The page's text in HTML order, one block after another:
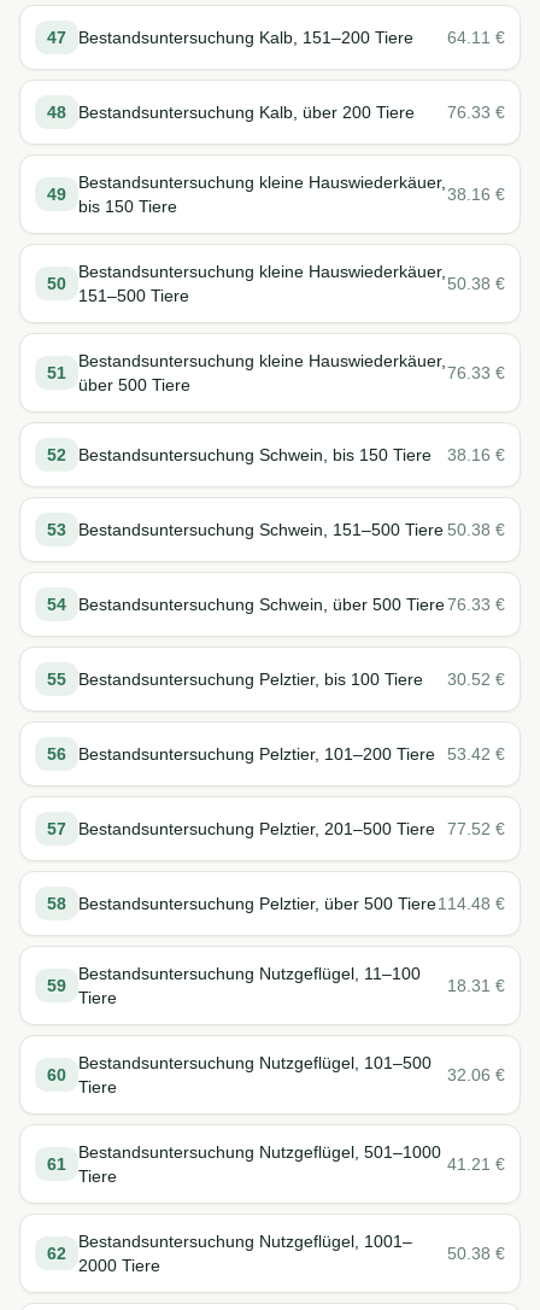
47 Bestandsuntersuchung Kalb, 151–200 Tiere 64.11 €
48 Bestandsuntersuchung Kalb, über 200 Tiere 76.33 €
49
Bestandsuntersuchung kleine Hauswiederkäuer,
bis 150 Tiere
38.16 €
50
Bestandsuntersuchung kleine Hauswiederkäuer,
151–500 Tiere
50.38 €
51
Bestandsuntersuchung kleine Hauswiederkäuer,
über 500 Tiere
76.33 €
52 Bestandsuntersuchung Schwein, bis 150 Tiere 38.16 €
53 Bestandsuntersuchung Schwein, 151–500 Tiere 50.38 €
54 Bestandsuntersuchung Schwein, über 500 Tiere76.33 €
55 Bestandsuntersuchung Pelztier, bis 100 Tiere 30.52 €
56 Bestandsuntersuchung Pelztier, 101–200 Tiere 53.42 €
57 Bestandsuntersuchung Pelztier, 201–500 Tiere 77.52 €
58 Bestandsuntersuchung Pelztier, über 500 Tiere114.48 €
59
Bestandsuntersuchung Nutzgeflügel, 11–100
Tiere
18.31 €
60
Bestandsuntersuchung Nutzgeflügel, 101–500
Tiere
32.06 €
61
Bestandsuntersuchung Nutzgeflügel, 501–1000
Tiere
41.21 €
62
Bestandsuntersuchung Nutzgeflügel, 1001–
2000 Tiere
50.38 €